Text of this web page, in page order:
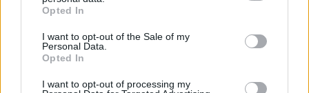
Opted In
I want to opt-out of the Sale of my
Personal Data.
Opted In
I want to opt-out of processing my
Esim for Global
Esim for USA|Esim for Italy| Esim for Spain|Esim